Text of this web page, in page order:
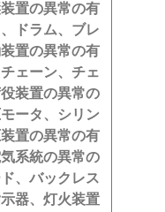
置の異常の有
ドラム、ブレ
置の異常の有
ェーン、チェ
装置の異常の
ータ、シリン
置の異常の有
系統の異常の
、バックレス
器、灯火装置